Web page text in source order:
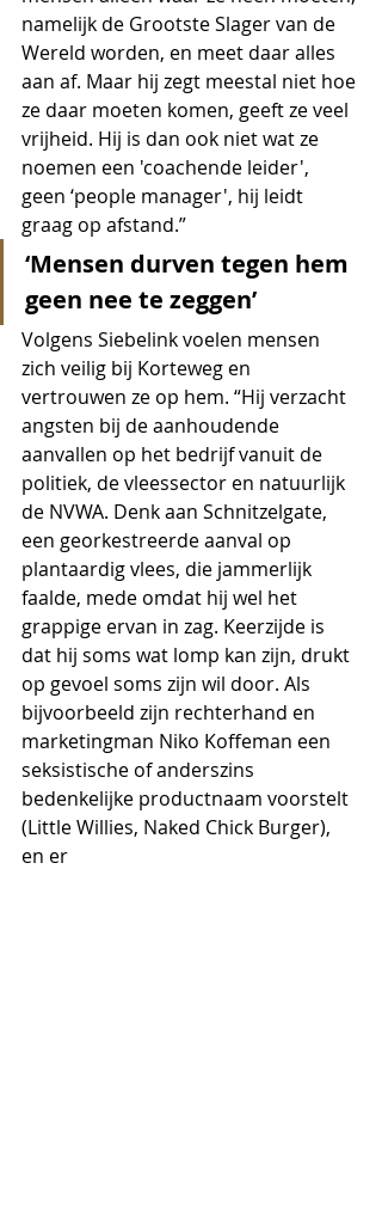
namelijk de Grootste Slager van de
Wereld worden, en meet daar alles
aan af. Maar hij zegt meestal niet hoe
ze daar moeten komen, geeft ze veel
vrijheid. Hij is dan ook niet wat ze
noemen een 'coachende leider',
geen ‘people manager', hij leidt
graag op afstand.”
‘Mensen durven tegen hem
geen nee te zeggen’
Volgens Siebelink voelen mensen
zich veilig bij Korteweg en
vertrouwen ze op hem. “Hij verzacht
angsten bij de aanhoudende
aanvallen op het bedrijf vanuit de
politiek, de vleessector en natuurlijk
de NVWA. Denk aan Schnitzelgate,
een georkestreerde aanval op
plantaardig vlees, die jammerlijk
faalde, mede omdat hij wel het
grappige ervan in zag. Keerzijde is
dat hij soms wat lomp kan zijn, drukt
op gevoel soms zijn wil door. Als
bijvoorbeeld zijn rechterhand en
marketingman Niko Koffeman een
seksistische of anderszins
bedenkelijke productnaam voorstelt
(Little Willies, Naked Chick Burger),
en er